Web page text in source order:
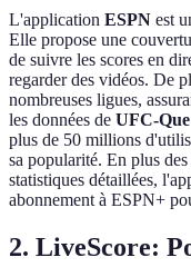
L'application ESPN est
Elle propose une
de suivre les scores en
regarder des vidéos. De
nombreuses ligues,
les données de UFC-
plus de 50 millions
sa popularité. En plus
statistiques détaillées,
abonnement à ESPN+
2. LiveScore: